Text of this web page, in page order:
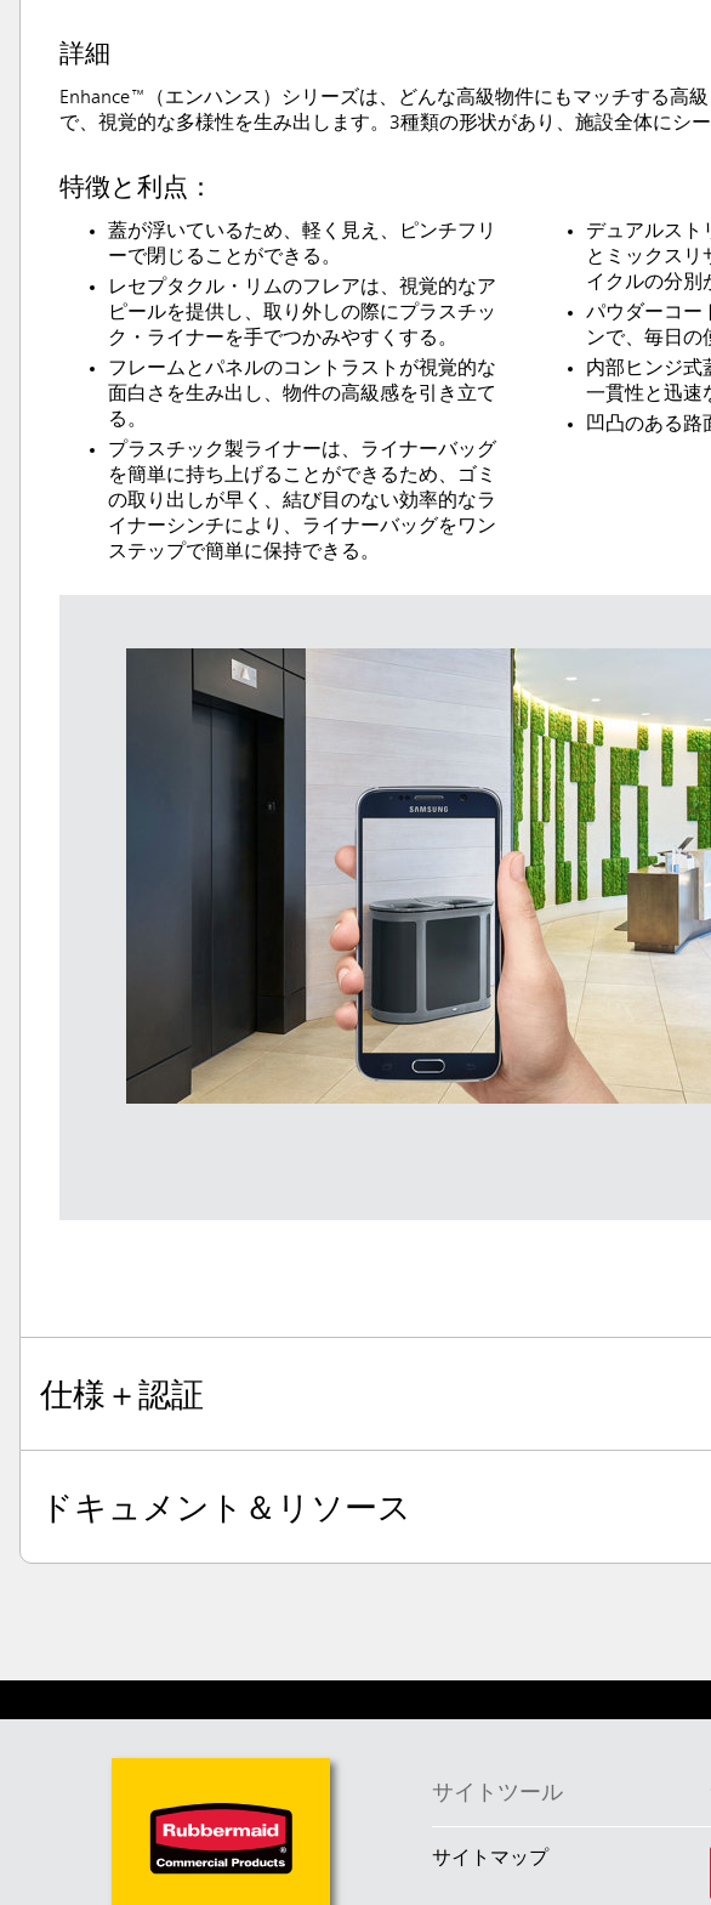
オーストラリアとニ
ランド
香港
日本 (JP)
ベトナム（VN）
シンガポール
インドネシア
詳細
Enhance™（エンハンス）シリーズは、どんな高級物件にもマッチする高
で、視覚的な多様性を生み出します。3種類の形状があり、施設全体にシ
特徴と利点：
蓋が浮いているため、軽く見え、ピンチフリ
ーで閉じることができる。
レセプタクル・リムのフレアは、視覚的なア
ピールを提供し、取り外しの際にプラスチッ
ク・ライナーを手でつかみやすくする。
フレームとパネルのコントラストが視覚的な
面白さを生み出し、物件の高級感を引き立て
る。
プラスチック製ライナーは、ライナーバッグ
を簡単に持ち上げることができるため、ゴミ
の取り出しが早く、結び目のない効率的なラ
イナーシンチにより、ライナーバッグをワン
ステップで簡単に保持できる。
デュアルスト
とミックスリ
イクルの分別
パウダーコー
ンで、毎日の
内部ヒンジ式
一貫性と迅速
凹凸のある路
仕様＋認証
ドキュメント＆リソース
サイトツール
サイトマップ